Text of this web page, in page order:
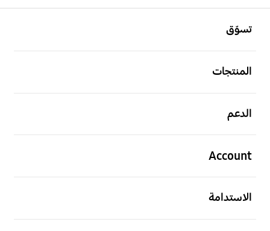
تسوّق
المنتجات
الدعم
Account
الاستدامة